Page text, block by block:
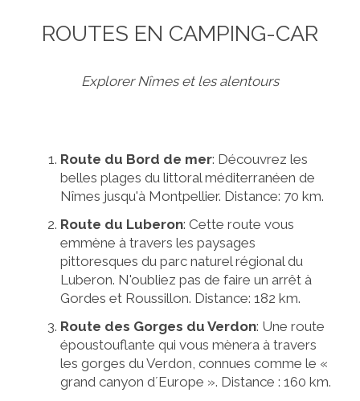
ROUTES EN CAMPING-CAR
Explorer Nîmes et les alentours
Route du Bord de mer: Découvrez les
belles plages du littoral méditerranéen de
Nîmes jusqu'à Montpellier. Distance: 70 km.
Route du Luberon: Cette route vous
emmène à travers les paysages
pittoresques du parc naturel régional du
Luberon. N'oubliez pas de faire un arrêt à
Gordes et Roussillon. Distance: 182 km.
Route des Gorges du Verdon: Une route
époustouflante qui vous mènera à travers
les gorges du Verdon, connues comme le «
grand canyon d´Europe ». Distance : 160 km.